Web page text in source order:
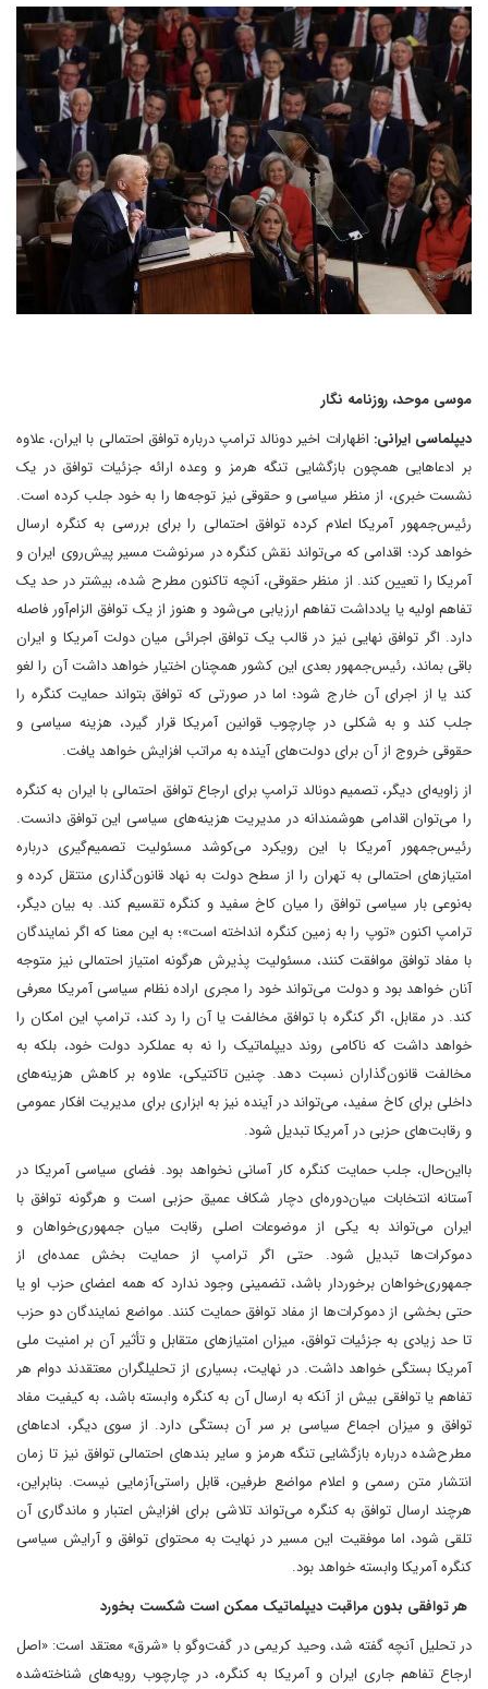
موسی موحد، روزنامه نگار
دیپلماسی ایرانی: اظهارات اخیر دونالد ترامپ درباره توافق احتمالی با ایران، علاوه
بر ادعاهایی همچون بازگشایی تنگه هرمز و وعده ارائه جزئیات توافق در یک
نشست خبری، از منظر سیاسی و حقوقی نیز توجه‌ها را به خود جلب کرده است.
رئیس‌جمهور آمریکا اعلام کرده‌ توافق احتمالی را برای بررسی به کنگره ارسال
خواهد کرد؛ اقدامی که می‌تواند نقش کنگره در سرنوشت مسیر پیش‌روی ایران و
آمریکا را تعیین کند. از منظر حقوقی، آنچه تاکنون مطرح شده، بیشتر در حد یک
تفاهم اولیه یا یادداشت تفاهم ارزیابی می‌شود و هنوز از یک توافق الزام‌آور فاصله
دارد. اگر توافق نهایی نیز در قالب یک توافق اجرائی میان دولت آمریکا و ایران
باقی بماند، رئیس‌جمهور بعدی این کشور همچنان اختیار خواهد داشت آن را لغو
کند یا از اجرای آن خارج شود؛ اما در صورتی که توافق بتواند حمایت کنگره را
جلب کند و به شکلی در چارچوب قوانین آمریکا قرار گیرد، هزینه سیاسی و
حقوقی خروج از آن برای دولت‌های آینده به‌ مراتب افزایش خواهد یافت.
از زاویه‌ای دیگر، تصمیم دونالد ترامپ برای ارجاع توافق احتمالی با ایران به کنگره
را می‌توان اقدامی هوشمندانه در مدیریت هزینه‌های سیاسی این توافق دانست.
رئیس‌جمهور آمریکا با این رویکرد می‌کوشد مسئولیت تصمیم‌گیری درباره
امتیازهای احتمالی به تهران را از سطح دولت به نهاد قانون‌گذاری منتقل کرده و
به‌نوعی‌ بار سیاسی توافق را میان کاخ سفید و کنگره تقسیم کند. به بیان دیگر،
ترامپ اکنون «توپ را به زمین کنگره انداخته است»؛ به این معنا که اگر نمایندگان
با مفاد توافق موافقت کنند، مسئولیت پذیرش هرگونه امتیاز احتمالی نیز متوجه
آنان خواهد بود و دولت می‌تواند خود را مجری اراده نظام سیاسی آمریکا معرفی
کند. در مقابل، اگر کنگره با توافق مخالفت‌ یا آن را رد کند، ترامپ این امکان را
خواهد داشت که ناکامی روند دیپلماتیک را نه به عملکرد دولت خود، بلکه به
مخالفت قانون‌گذاران نسبت دهد. چنین تاکتیکی، علاوه بر کاهش هزینه‌های
داخلی برای کاخ سفید، می‌تواند در آینده نیز به ابزاری برای مدیریت افکار عمومی
و رقابت‌های حزبی در آمریکا تبدیل شود.
با‌این‌حال، جلب حمایت کنگره کار آسانی نخواهد بود. فضای سیاسی آمریکا در
آستانه انتخابات میان‌دوره‌ای دچار شکاف عمیق حزبی است و هرگونه توافق با
ایران می‌تواند به یکی از موضوعات اصلی رقابت میان جمهوری‌خواهان و
دموکرات‌ها تبدیل شود. حتی اگر ترامپ از حمایت بخش عمده‌ای از
جمهوری‌خواهان برخوردار باشد، تضمینی وجود ندارد که همه اعضای حزب او یا
حتی بخشی از دموکرات‌ها از مفاد توافق حمایت کنند. مواضع نمایندگان دو حزب
تا حد زیادی به جزئیات توافق، میزان امتیازهای متقابل و تأثیر آن بر امنیت ملی
آمریکا بستگی خواهد داشت. در نهایت، بسیاری از تحلیلگران معتقدند دوام هر
تفاهم یا توافقی بیش از آنکه به ارسال آن به کنگره وابسته باشد، به کیفیت مفاد
توافق و میزان اجماع سیاسی بر سر آن بستگی دارد. از سوی دیگر، ادعاهای
مطرح‌شده درباره بازگشایی تنگه هرمز و سایر بندهای احتمالی توافق نیز تا زمان
انتشار متن رسمی و اعلام مواضع طرفین، قابل راستی‌آزمایی نیست. بنابراین،
هرچند ارسال توافق به کنگره می‌تواند تلاشی برای افزایش اعتبار و ماندگاری آن
تلقی شود، اما موفقیت این مسیر در نهایت به محتوای توافق و آرایش سیاسی
کنگره آمریکا وابسته خواهد بود.
هر توافقی بدون مراقبت دیپلماتیک ممکن است شکست بخورد
در تحلیل آنچه گفته شد، وحید کریمی در گفت‌وگو با «شرق» معتقد است:‌‌ «اصل
ارجاع تفاهم جاری ایران و آمریکا به کنگره، در چارچوب رویه‌های شناخته‌شده